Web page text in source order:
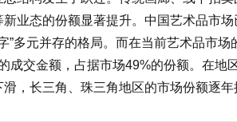
业态的份额显著提升。中国艺术品市
”多元并存的格局。而在当前艺术品市
成交金额，占据市场49%的份额。在地
，长三角、珠三角地区的市场份额逐年